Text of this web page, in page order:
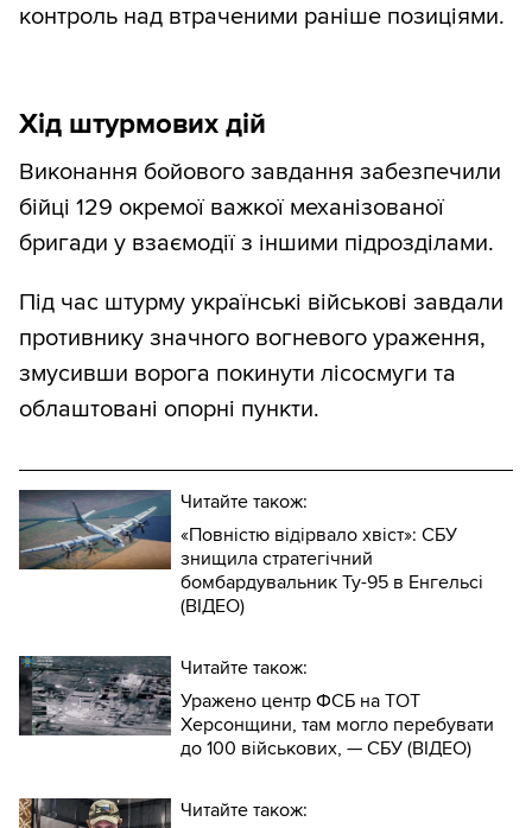
контроль над втраченими раніше позиціями.
Хід штурмових дій
Виконання бойового завдання забезпечили
бійці 129 окремої важкої механізованої
бригади у взаємодії з іншими підрозділами.
Під час штурму українські військові завдали
противнику значного вогневого ураження,
змусивши ворога покинути лісосмуги та
облаштовані опорні пункти.
Читайте також:
«Повністю відірвало хвіст»: СБУ
знищила стратегічний
бомбардувальник Ту-95 в Енгельсі
(ВІДЕО)
Читайте також:
Уражено центр ФСБ на ТОТ
Херсонщини, там могло перебувати
до 100 військових, — СБУ (ВIДЕО)
Читайте також: